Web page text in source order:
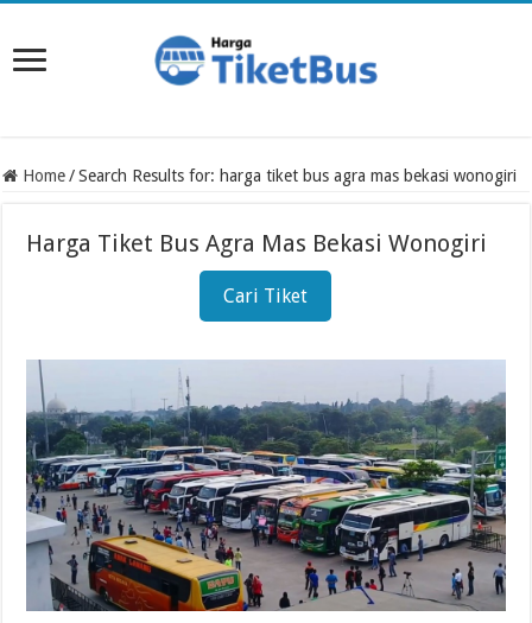
Home / Search Results for: harga tiket bus agra mas bekasi wonogiri
Harga Tiket Bus Agra Mas Bekasi Wonogiri
Cari Tiket